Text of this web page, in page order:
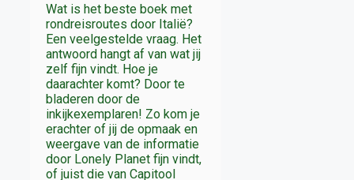
Wat is het beste boek met
rondreisroutes door Italië?
Een veelgestelde vraag. Het
antwoord hangt af van wat jij
zelf fijn vindt. Hoe je
daarachter komt? Door te
bladeren door de
inkijkexemplaren! Zo kom je
erachter of jij de opmaak en
weergave van de informatie
door Lonely Planet fijn vindt,
of juist die van Capitool